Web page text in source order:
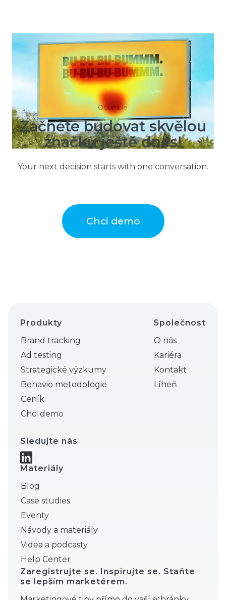
Jak vytvořit kampaň, která na sebe
zaručeně strhne pozornost
Začněte budovat skvělou
značku ještě dnes!
Your next decision starts with one conversation.
Chci demo
Produkty
Brand tracking
Ad testing
Strategické výzkumy
Behavio metodologie
Ceník
Chci demo
Sledujte nás
Společnost
O nás
Kariéra
Kontakt
Líheň
Materiály
Blog
Case studies
Eventy
Návody a materiály
Videa a podcasty
Help Center
Zaregistrujte se. Inspirujte se. Staňte
se lepším marketérem.